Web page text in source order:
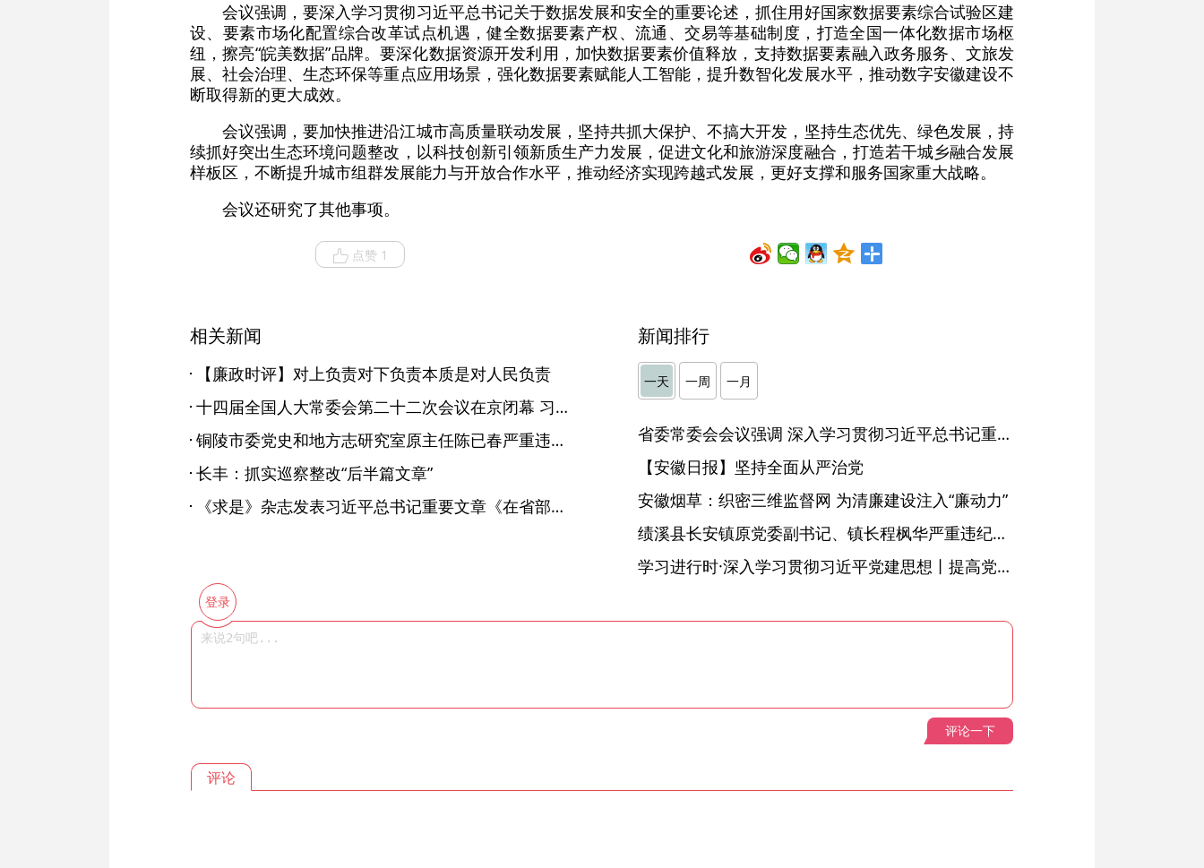
会议强调，要深入学习贯彻习近平总书记关于数据发展和安全的重要论述，抓住用好国家数据要素综合试验区建
设、要素市场化配置综合改革试点机遇，健全数据要素产权、流通、交易等基础制度，打造全国一体化数据市场枢
纽，擦亮“皖美数据”品牌。要深化数据资源开发利用，加快数据要素价值释放，支持数据要素融入政务服务、文旅发
展、社会治理、生态环保等重点应用场景，强化数据要素赋能人工智能，提升数智化发展水平，推动数字安徽建设不
断取得新的更大成效。
会议强调，要加快推进沿江城市高质量联动发展，坚持共抓大保护、不搞大开发，坚持生态优先、绿色发展，持
续抓好突出生态环境问题整改，以科技创新引领新质生产力发展，促进文化和旅游深度融合，打造若干城乡融合发展
样板区，不断提升城市组群发展能力与开放合作水平，推动经济实现跨越式发展，更好支撑和服务国家重大战略。
会议还研究了其他事项。
点赞 1
相关新闻
【廉政时评】对上负责对下负责本质是对人民负责
十四届全国人大常委会第二十二次会议在京闭幕 习近平签署主席令
铜陵市委党史和地方志研究室原主任陈已春严重违纪违法被开除党籍
长丰：抓实巡察整改“后半篇文章”
《求是》杂志发表习近平总书记重要文章《在省部级主要领导干部学习贯彻党的二十届四中全会精神专题研讨班上的讲话》
新闻排行
一天 一周 一月
省委常委会会议强调 深入学习贯彻习近平总书记重要讲话精神 以高质量党建引领高质量发展 梁言顺主持并讲话
【安徽日报】坚持全面从严治党
安徽烟草：织密三维监督网 为清廉建设注入“廉动力”
绩溪县长安镇原党委副书记、镇长程枫华严重违纪违法被开除党籍和公职
学习进行时·深入学习贯彻习近平党建思想丨提高党的战斗力的法宝
登录
评论一下
评论